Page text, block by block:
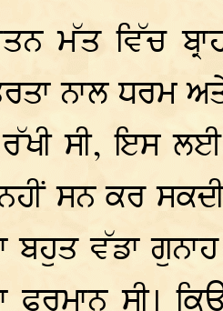
ਮੱਤ ਵਿੱਚ
ਨਾਲ ਧਰਮ
ਸੀ, ਇਸ ਲਈ
ਸਨ ਕਰ
ਬਹੁਤ ਵੱਡਾ